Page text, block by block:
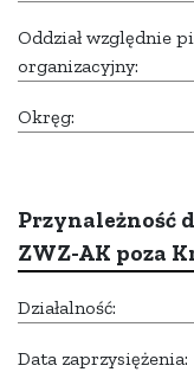
Oddział względnie
organizacyjny:
Okręg:
Przynależność
ZWZ-AK poza
Działalność:
Data zaprzysiężenia: